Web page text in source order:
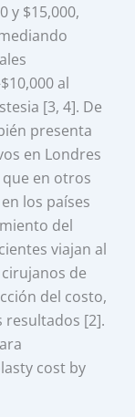
y $15,000,
al
[3, 4]. De
presenta
en Londres
en otros
los países
del
viajan al
de
del costo,
resultados [2].
cost by